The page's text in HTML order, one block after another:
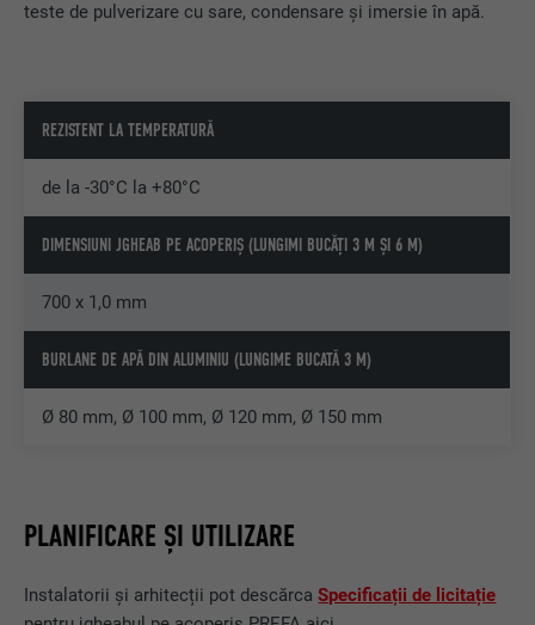
teste de pulverizare cu sare, condensare și imersie în apă.
REZISTENT LA TEMPERATURĂ
de la -30°C la +80°C
DIMENSIUNI JGHEAB PE ACOPERIȘ (LUNGIMI BUCĂȚI 3 M ȘI 6 M)
700 x 1,0 mm
BURLANE DE APĂ DIN ALUMINIU (LUNGIME BUCATĂ 3 M)
Ø 80 mm, Ø 100 mm, Ø 120 mm, Ø 150 mm
PLANIFICARE ȘI UTILIZARE
Instalatorii și arhitecții pot descărcaSpecificații de licitație